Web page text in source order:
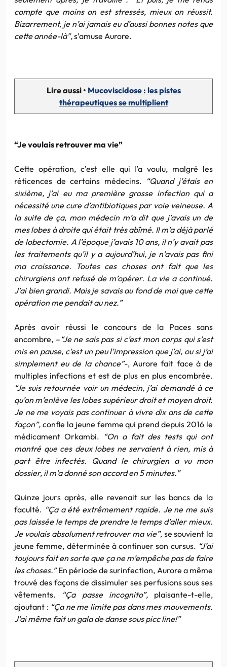
compte que moins on est stressés, mieux on réussit.
Bizarrement, je n’ai jamais eu d’aussi bonnes notes que
cette année-là”,s’amuse Aurore.
Lire aussi • Mucoviscidose : les pistes
thérapeutiques se multiplient
“Je voulais retrouver ma vie”
Cette opération, c’est elle qui l’a voulu, malgré les
réticences de certains médecins. “Quand j’étais en
sixième, j’ai eu ma première grosse infection qui a
nécessité une cure d’antibiotiques par voie veineuse. A
la suite de ça, mon médecin m’a dit que j’avais un de
mes lobes à droite qui était très abîmé. Il m’a déjà parlé
de lobectomie. A l’époque j’avais 10 ans, il n’y avait pas
les traitements qu’il y a aujourd’hui, je n’avais pas fini
ma croissance. Toutes ces choses ont fait que les
chirurgiens ont refusé de m’opérer. La vie a continué.
J’ai bien grandi. Mais je savais au fond de moi que cette
opération me pendait au nez.”
Après avoir réussi le concours de la Paces sans
encombre, – “Je ne sais pas si c’est mon corps qui s’est
mis en pause, c’est un peu l’impression que j’ai, ou si j’ai
simplement eu de la chance”-, Aurore fait face à de
multiples infections et est de plus en plus encombrée.
“Je suis retournée voir un médecin, j’ai demandé à ce
qu’on m’enlève les lobes supérieur droit et moyen droit.
Je ne me voyais pas continuer à vivre dix ans de cette
façon”, confie la jeune femme qui prend depuis 2016 le
médicament Orkambi. “On a fait des tests qui ont
montré que ces deux lobes ne servaient à rien, mis à
part être infectés. Quand le chirurgien a vu mon
dossier, il m’a donné son accord en 5 minutes.”
Quinze jours après, elle revenait sur les bancs de la
faculté. “Ça a été extrêmement rapide. Je ne me suis
pas laissée le temps de prendre le temps d’aller mieux.
Je voulais absolument retrouver ma vie”, se souvient la
jeune femme, déterminée à continuer son cursus. “J’ai
toujours fait en sorte que ça ne m’empêche pas de faire
les choses.”En période de surinfection, Aurore a même
trouvé des façons de dissimuler ses perfusions sous ses
vêtements.
“Ça passe incognito”,plaisante-t-elle,
ajoutant : “Ça ne me limite pas dans mes mouvements.
J’ai même fait un gala de danse sous picc line!”